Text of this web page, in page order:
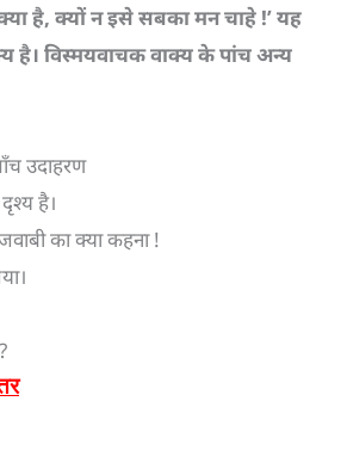
है, क्यों न इसे सबका मन चाहे !’ यह
है। विस्मयवाचक वाक्य के पांच अन्य
उदाहरण
है।
का क्या कहना !